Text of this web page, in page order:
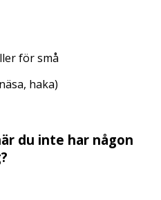
för små
haka)
du inte har någon